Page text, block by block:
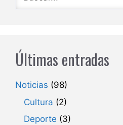
Últimas entradas
Noticias (98)
Cultura (2)
Deporte (3)